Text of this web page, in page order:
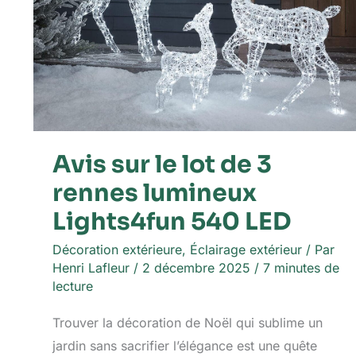
Avis sur le lot de 3
rennes lumineux
Lights4fun 540 LED
Décoration extérieure, Éclairage extérieur / Par
Henri Lafleur / 2 décembre 2025 / 7 minutes de
lecture
Trouver la décoration de Noël qui sublime un
jardin sans sacrifier l’élégance est une quête